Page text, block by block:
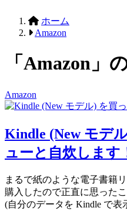
ホーム
Amazon
「Amazon」
Amazon
Kindle (New モデ
ューと自炊します
まるで紙のような電子書籍
購入したので正直に思った
(自分のデータを Kindle で表